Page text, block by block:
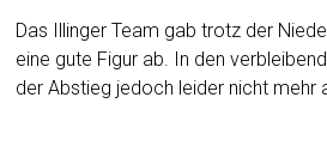
Das Illinger Team gab trotz der
eine gute Figur ab. In den
der Abstieg jedoch leider nicht mehr